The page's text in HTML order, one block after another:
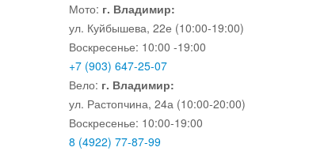
Мото: г. Владимир:
ул. Куйбышева, 22е (10:00-19:00)
Воскресенье: 10:00 -19:00
+7 (903) 647-25-07
Вело: г. Владимир:
ул. Растопчина, 24а (10:00-20:00)
Воскресенье: 10:00-19:00
8 (4922) 77-87-99